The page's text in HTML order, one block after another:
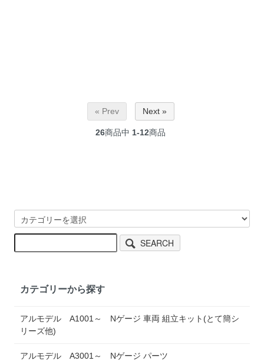
« Prev Next »
26商品中 1-12商品
SEARCH
カテゴリーから探す
アルモデル A1001～ Nゲージ 車両 組立キット(とて簡シ
リーズ他)
アルモデル A3001～ Nゲージ パーツ